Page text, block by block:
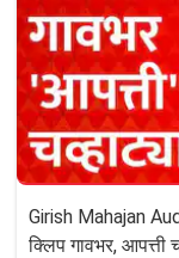
Girish Mahajan
क्लिप गावभर,